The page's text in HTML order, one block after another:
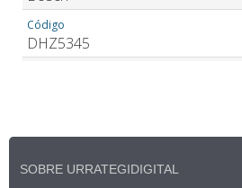
SOBRE URRATEGIDIGITAL